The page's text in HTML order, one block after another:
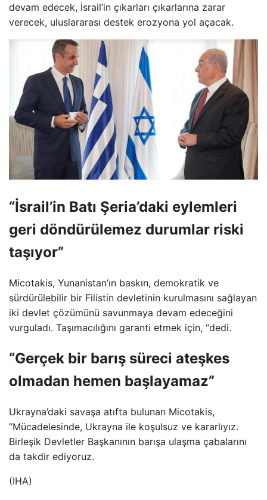
devam edecek, İsrail’in çıkarları çıkarlarına zarar
verecek, uluslararası destek erozyona yol açacak.
“İsrail’in Batı Şeria’daki eylemleri
geri döndürülemez durumlar riski
taşıyor”
Micotakis, Yunanistan’ın baskın, demokratik ve
sürdürülebilir bir Filistin devletinin kurulmasını sağlayan
iki devlet çözümünü savunmaya devam edeceğini
vurguladı. Taşımacılığını garanti etmek için, “dedi.
“Gerçek bir barış süreci ateşkes
olmadan hemen başlayamaz”
Ukrayna’daki savaşa atıfta bulunan Micotakis,
“Mücadelesinde, Ukrayna ile koşulsuz ve kararlıyız.
Birleşik Devletler Başkanının barışa ulaşma çabalarını
da takdir ediyoruz.
(IHA)